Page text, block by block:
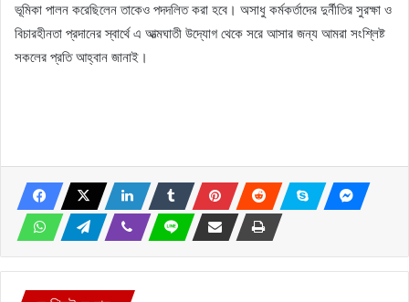
ভূমিকা পালন করেছিলেন তাকেও পদদলিত করা হবে। অসাধু কর্মকর্তাদের দুর্নীতির সুরক্ষা ও
বিচারহীনতা প্রদানের স্বার্থে এ আত্মঘাতী উদ্যোগ থেকে সরে আসার জন্য আমরা সংশ্লিষ্ট
সকলের প্রতি আহ্বান জানাই।